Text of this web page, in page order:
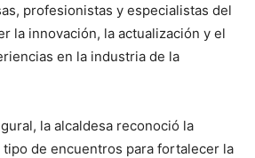
profesionistas y especialistas del
la innovación, la actualización y el
en la industria de la
la alcaldesa reconoció la
de encuentros para fortalecer la